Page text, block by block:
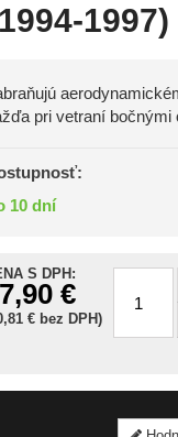
1997)
pri vetraní bočnými
10 dní
S DPH:
€
€ bez DPH)